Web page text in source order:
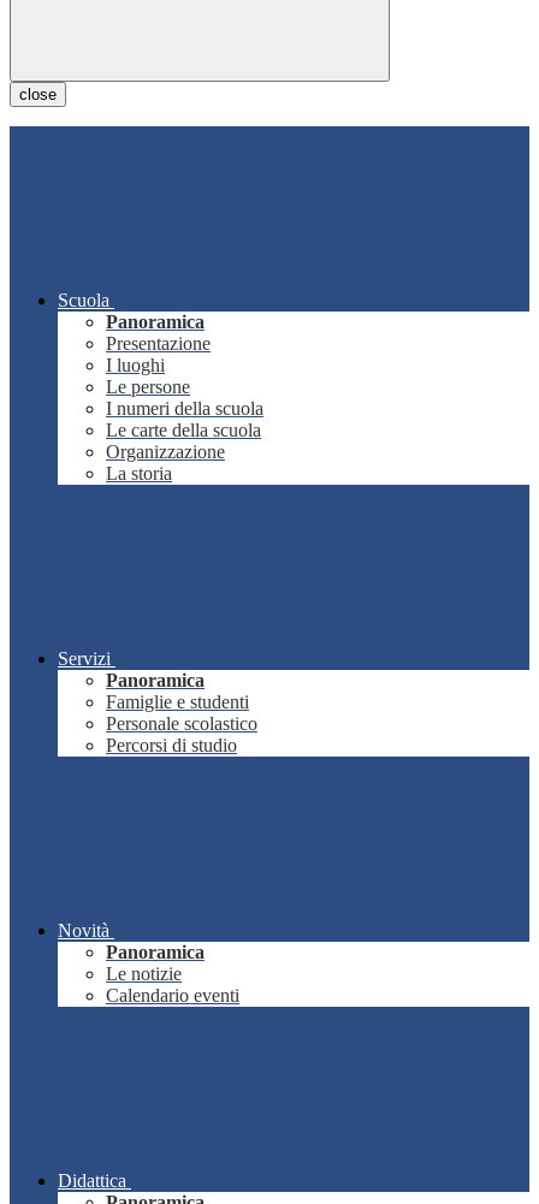
close
Scuola
Panoramica
Presentazione
I luoghi
Le persone
I numeri della scuola
Le carte della scuola
Organizzazione
La storia
Servizi
Panoramica
Famiglie e studenti
Personale scolastico
Percorsi di studio
Novità
Panoramica
Le notizie
Calendario eventi
Didattica